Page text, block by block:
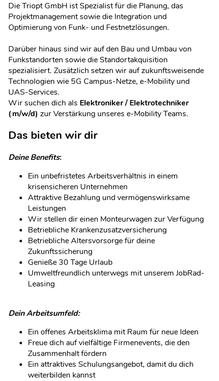
Die Triopt GmbH ist Spezialist für die Planung, das
Projektmanagement sowie die Integration und
Optimierung von Funk- und Festnetzlösungen.
Darüber hinaus sind wir auf den Bau und Umbau von
Funkstandorten sowie die Standortakquisition
spezialisiert. Zusätzlich setzen wir auf zukunftsweisende
Technologien wie 5G Campus-Netze, e-Mobility und
UAS-Services.
Wir suchen dich als Elektroniker / Elektrotechniker
(m/w/d) zur Verstärkung unseres e-Mobility Teams.
Das bieten wir dir
Deine Benefits:
Ein unbefristetes Arbeitsverhältnis in einem
krisensicheren Unternehmen
Attraktive Bezahlung und vermögenswirksame
Leistungen
Wir stellen dir einen Monteurwagen zur Verfügung
Betriebliche Krankenzusatzversicherung
Betriebliche Altersvorsorge für deine
Zukunftssicherung
Genieße 30 Tage Urlaub
Umweltfreundlich unterwegs mit unserem JobRad-
Leasing
Dein Arbeitsumfeld:
Ein offenes Arbeitsklima mit Raum für neue Ideen
Freue dich auf vielfältige Firmenevents, die den
Zusammenhalt fördern
Ein attraktives Schulungsangebot, damit du dich
weiterbilden kannst